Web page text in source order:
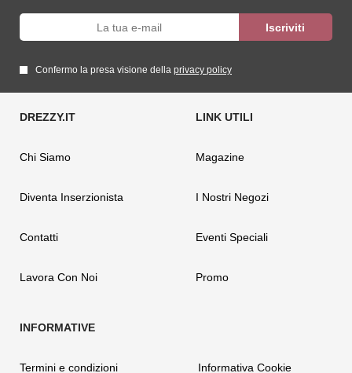
Confermo la presa visione della privacy policy
Chi Siamo
Diventa Inserzionista
Contatti
Lavora Con Noi
Magazine
I Nostri Negozi
Eventi Speciali
Promo
Termini e condizioni Informativa Cookie